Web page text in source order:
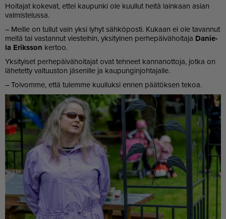
Hoi­ta­jat ko­ke­vat, et­tei kau­pun­ki ole kuul­lut hei­tä lain­kaan asi­an
val­mis­te­lus­sa.
– Meil­le on tul­lut vain yk­si ly­hyt säh­kö­pos­ti. Ku­kaan ei ole ta­van­nut
mei­tä tai vas­tan­nut vies­tei­hin, yk­si­tyi­nen per­he­päi­vä­hoi­ta­ja Da­nie­
la Eriks­son ker­too.
Yk­si­tyi­set per­he­päi­vä­hoi­ta­jat ovat teh­neet kan­na­not­to­ja, jot­ka on
lä­he­tet­ty val­tuus­ton jä­se­nil­le ja kau­pun­gin­joh­ta­jal­le.
– Toi­vom­me, et­tä tu­lem­me kuul­luk­si en­nen pää­tök­sen te­koa.